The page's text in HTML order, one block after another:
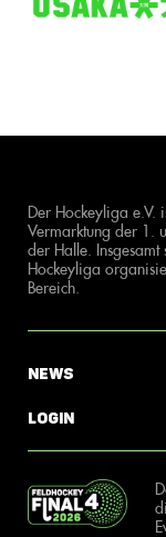
Der Hockeyliga e.V.
Vermarktung der 1.
der Halle.
Hockeyliga
Bereich.
News
Login